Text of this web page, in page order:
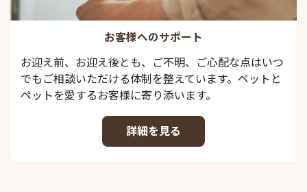
お客様へのサポート
お迎え前、お迎え後とも、ご不明、ご心配な点はいつ
でもご相談いただける体制を整えています。ペットと
ペットを愛するお客様に寄り添います。
詳細を見る